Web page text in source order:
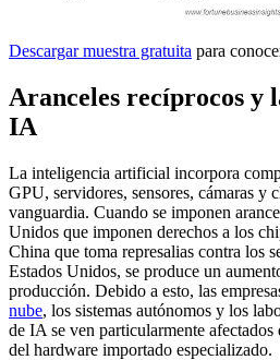
Descargar muestra gratuita para
Aranceles recíprocos y
IA
La inteligencia artificial incorpora
GPU, servidores, sensores, cámaras y
vanguardia. Cuando se imponen
Unidos que imponen derechos a los
China que toma represalias contra los
Estados Unidos, se produce un
producción. Debido a esto, las
nube, los sistemas autónomos y los
de IA se ven particularmente afectados
del hardware importado especializado.